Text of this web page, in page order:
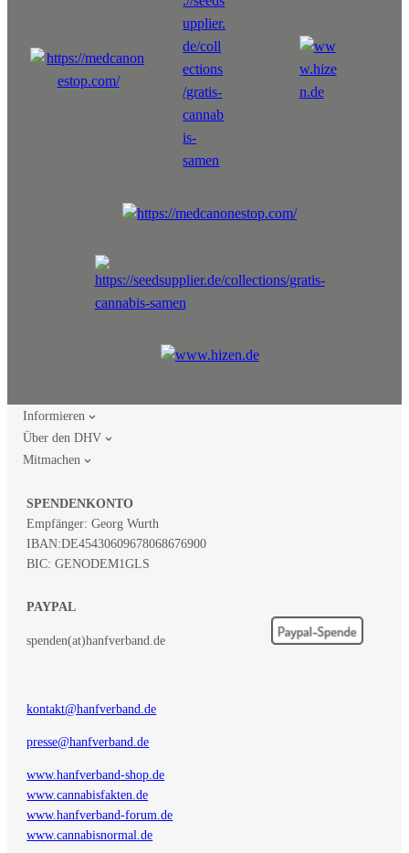
Informieren
Über den DHV
Mitmachen
SPENDENKONTO
Empfänger: Georg Wurth
IBAN:DE45430609678068676900
BIC: GENODEM1GLS
PAYPAL
spenden(at)hanfverband.de
kontakt@hanfverband.de
presse@hanfverband.de
www.hanfverband-shop.de
www.cannabisfakten.de
www.hanfverband-forum.de
www.cannabisnormal.de